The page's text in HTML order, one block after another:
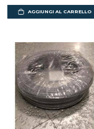
AGGIUNGI AL CARRELLO